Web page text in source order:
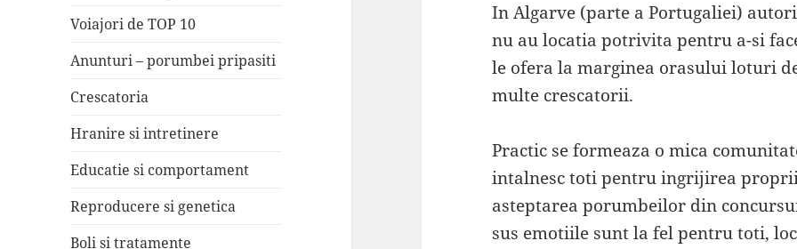
Voiajori de TOP 10
Anunturi – porumbei pripasiti
Crescatoria
Hranire si intretinere
Educatie si comportament
Reproducere si genetica
Boli si tratamente
In Algarve (parte a Portugaliei)
nu au locatia potrivita pentru a-si
le ofera la marginea orasului loturi
multe crescatorii.
Practic se formeaza o mica
intalnesc toti pentru ingrijirea
asteptarea porumbeilor din
sus emotiile sunt la fel pentru toti,